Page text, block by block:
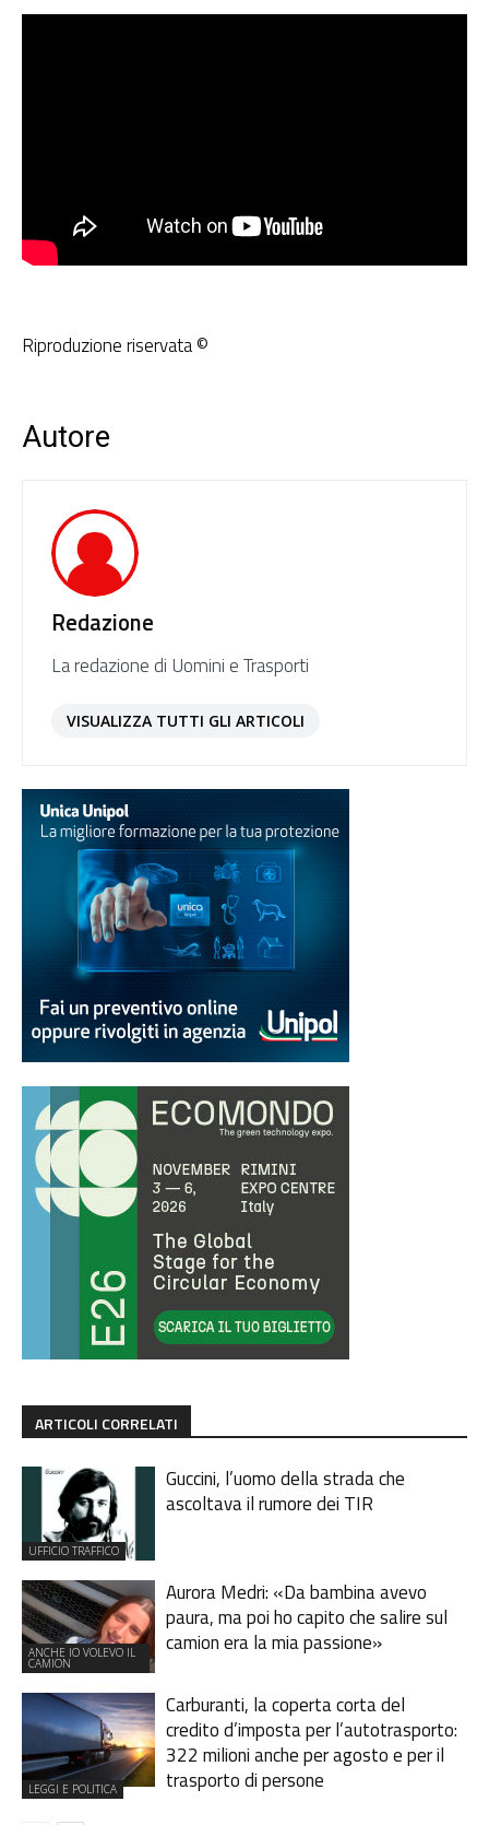
Riproduzione riservata ©
Autore
Redazione
La redazione di Uomini e Trasporti
VISUALIZZA TUTTI GLI ARTICOLI
ARTICOLI CORRELATI
UFFICIO TRAFFICO
Guccini, l’uomo della strada che
ascoltava il rumore dei TIR
ANCHE IO VOLEVO IL
CAMION
Aurora Medri: «Da bambina avevo
paura, ma poi ho capito che salire sul
camion era la mia passione»
LEGGI E POLITICA
Carburanti, la coperta corta del
credito d’imposta per l’autotrasporto:
322 milioni anche per agosto e per il
trasporto di persone